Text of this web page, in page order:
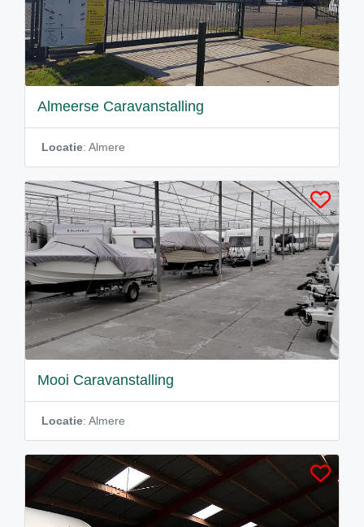
Almeerse Caravanstalling
Locatie: Almere
Mooi Caravanstalling
Locatie: Almere